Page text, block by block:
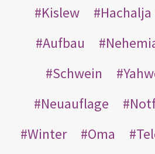
Kislew
Hachalja
Aufbau
Schwein
Neuauflage
Winter
Oma